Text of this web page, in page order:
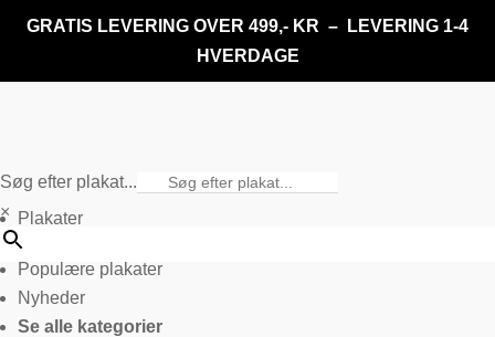
GRATIS LEVERING OVER 499,- KR – LEVERING 1-4
HVERDAGE
Søg efter plakat...
× Plakater
Populære plakater
Nyheder
Se alle kategorier